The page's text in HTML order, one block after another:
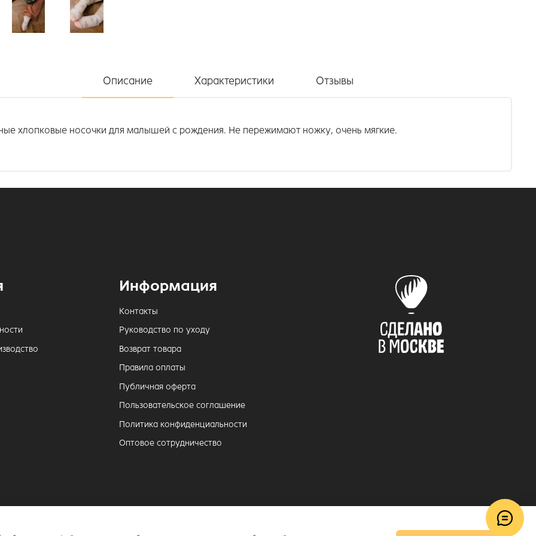
Описание Характеристики Отзывы
хлопковые носочки для малышей с рождения. Не пережимают ножку, очень мягкие.
Информация
Контакты
Руководство по уходу
Возврат товара
Правила оплаты
Публичная оферта
Пользовательское соглашение
Политика конфиденциальности
Оптовое сотрудничество
© 2018–2026 ToucanKids™
Официальный интернет-магазин бренда Toucankids, товары для новорожденных и детей постарше